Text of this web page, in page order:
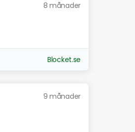
8 månader
Blocket.se
9 månader